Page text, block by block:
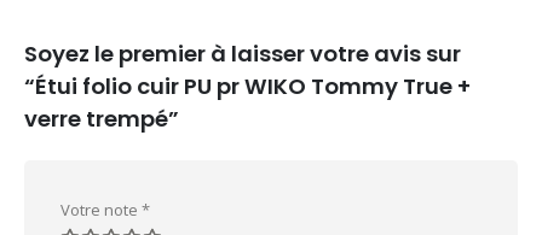
Soyez le premier à laisser votre avis sur
“Étui folio cuir PU pr WIKO Tommy True +
verre trempé”
Votre note *